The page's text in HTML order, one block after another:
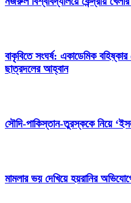
বাকৃবিতে সংঘর্ষ: একাডেমিক
ছাত্রদলের আহ্বান
সৌদি-পাকিস্তান-তুরস্ককে নিয়ে
মামলার ভয় দেখিয়ে হয়রানির